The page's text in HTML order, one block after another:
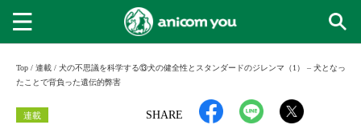
Top / 連載 / 犬の不思議を科学する⑬犬の健全性とスタンダードのジレンマ（1） – 犬となっ
たことで背負った遺伝的弊害
SHARE
連載